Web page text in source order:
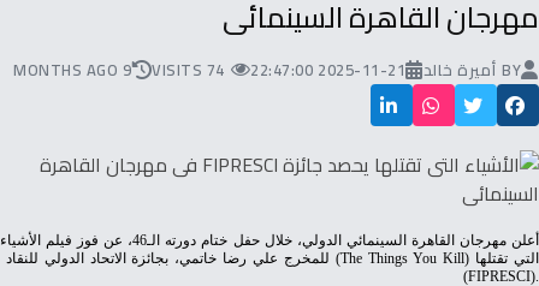
‬مهرجان‭ ‬القاهرة‭ ‬السينمائى
BY أميرة خالد 2025-11-21 22:47:00
74 VISITS
9 MONTHS AGO
‬التي‭ ‬تقتلها‭ (‬The Things You Kill‭) ‬للمخرج‭ ‬علي‭ ‬رضا‭ ‬خاتمي،‭ ‬بجائزة‭ ‬الاتحاد‭ ‬الدولي‭ ‬للنقاد‭
(‬FIPRESCI‭).‬